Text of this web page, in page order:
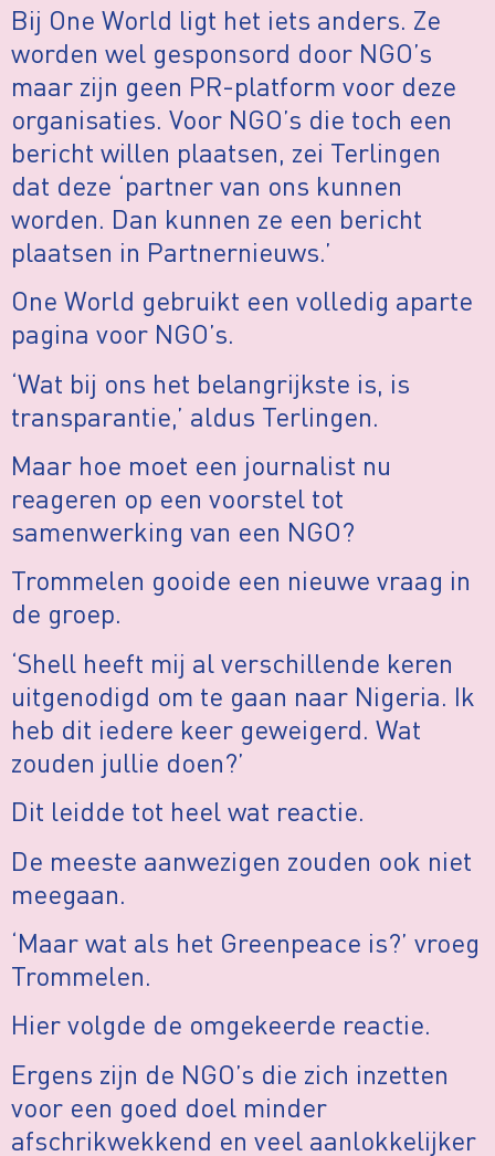
Bij One World ligt het iets anders. Ze
worden wel gesponsord door NGO’s
maar zijn geen PR-platform voor deze
organisaties. Voor NGO’s die toch een
bericht willen plaatsen, zei Terlingen
dat deze ‘partner van ons kunnen
worden. Dan kunnen ze een bericht
plaatsen in Partnernieuws.’
One World gebruikt een volledig aparte
pagina voor NGO’s.
‘Wat bij ons het belangrijkste is, is
transparantie,’ aldus Terlingen.
Maar hoe moet een journalist nu
reageren op een voorstel tot
samenwerking van een NGO?
Trommelen gooide een nieuwe vraag in
de groep.
‘Shell heeft mij al verschillende keren
uitgenodigd om te gaan naar Nigeria. Ik
heb dit iedere keer geweigerd. Wat
zouden jullie doen?’
Dit leidde tot heel wat reactie.
De meeste aanwezigen zouden ook niet
meegaan.
‘Maar wat als het Greenpeace is?’ vroeg
Trommelen.
Hier volgde de omgekeerde reactie.
Ergens zijn de NGO’s die zich inzetten
voor een goed doel minder
afschrikwekkend en veel aanlokkelijker